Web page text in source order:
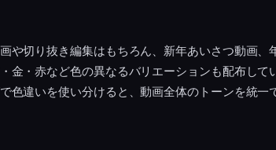
や切り抜き編集はもちろん、新年あいさつ動画
金・赤など色の異なるバリエーションも配布し
色違いを使い分けると、動画全体のトーンを統一